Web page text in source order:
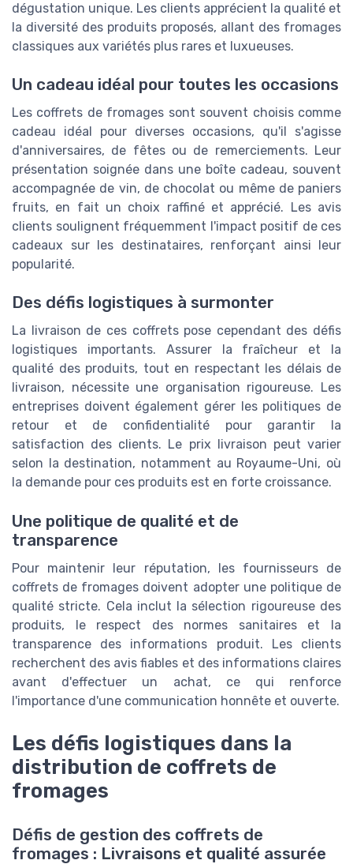
dégustation unique. Les clients apprécient la qualité et
la diversité des produits proposés, allant des fromages
classiques aux variétés plus rares et luxueuses.
Un cadeau idéal pour toutes les occasions
Les coffrets de fromages sont souvent choisis comme
cadeau idéal pour diverses occasions, qu'il s'agisse
d'anniversaires, de fêtes ou de remerciements. Leur
présentation soignée dans une boîte cadeau, souvent
accompagnée de vin, de chocolat ou même de paniers
fruits, en fait un choix raffiné et apprécié. Les avis
clients soulignent fréquemment l'impact positif de ces
cadeaux sur les destinataires, renforçant ainsi leur
popularité.
Des défis logistiques à surmonter
La livraison de ces coffrets pose cependant des défis
logistiques importants. Assurer la fraîcheur et la
qualité des produits, tout en respectant les délais de
livraison, nécessite une organisation rigoureuse. Les
entreprises doivent également gérer les politiques de
retour et de confidentialité pour garantir la
satisfaction des clients. Le prix livraison peut varier
selon la destination, notamment au Royaume-Uni, où
la demande pour ces produits est en forte croissance.
Une politique de qualité et de
transparence
Pour maintenir leur réputation, les fournisseurs de
coffrets de fromages doivent adopter une politique de
qualité stricte. Cela inclut la sélection rigoureuse des
produits, le respect des normes sanitaires et la
transparence des informations produit. Les clients
recherchent des avis fiables et des informations claires
avant d'effectuer un achat, ce qui renforce
l'importance d'une communication honnête et ouverte.
Les défis logistiques dans la
distribution de coffrets de
fromages
Défis de gestion des coffrets de
fromages : Livraisons et qualité assurée